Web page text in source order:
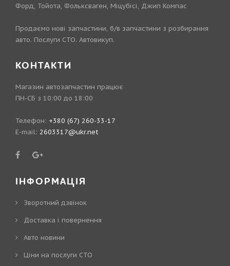
Форд, Тойота, Фольксваген, Міцубісі, Джип Компас
Продаємо нові запчастини, б/в запчастини з розбирання
авто. Послуги СТО. Автовикуп.
КОНТАКТИ
Магазин автозапчастин працює
ПН-СБ з 10:00 до 18:00
Телефон: +380 (67) 260-33-17
E-mail: 2603317@ukr.net
ІНФОРМАЦІЯ
Зворотний дзвінок
Доставка і повернення
Авто новини
Ціни на послуги СТО